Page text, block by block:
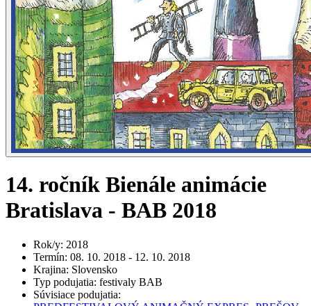
14. ročník Bienále animácie
Bratislava - BAB 2018
Rok/y: 2018
Termín: 08. 10. 2018 - 12. 10. 2018
Krajina: Slovensko
Typ podujatia: festivaly BAB
Súvisiace podujatia: